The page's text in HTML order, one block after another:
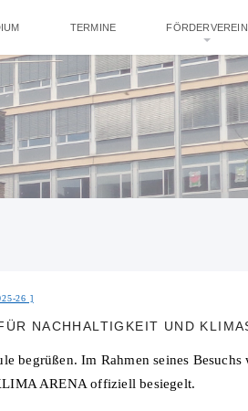
TERMINE FÖRDERVEREIN
26
NACHHALTIGKEIT UND
begrüßen. Im Rahmen seines Besuchs
ARENA offiziell besiegelt.